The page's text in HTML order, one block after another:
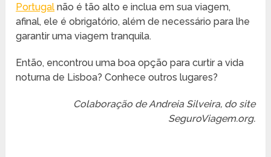
Portugal não é tão alto e inclua em sua viagem,
afinal, ele é obrigatório, além de necessário para lhe
garantir uma viagem tranquila.
Então, encontrou uma boa opção para curtir a vida
noturna de Lisboa? Conhece outros lugares?
Colaboração de Andreia Silveira, do site
SeguroViagem.org.